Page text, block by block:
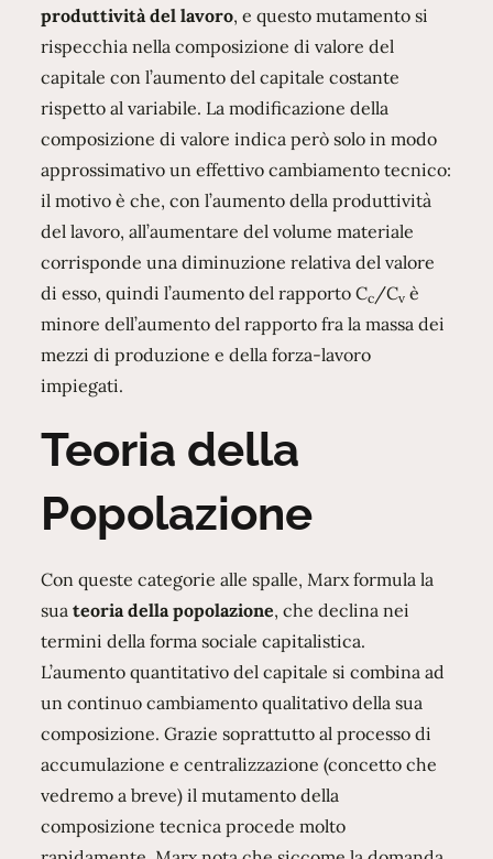
produttività del lavoro, e questo mutamento si
rispecchia nella composizione di valore del
capitale con l’aumento del capitale costante
rispetto al variabile. La modificazione della
composizione di valore indica però solo in modo
approssimativo un effettivo cambiamento tecnico:
il motivo è che, con l’aumento della produttività
del lavoro, all’aumentare del volume materiale
corrisponde una diminuzione relativa del valore
di esso, quindi l’aumento del rapporto Cc /Cv è
minore dell’aumento del rapporto fra la massa dei
mezzi di produzione e della forza-lavoro
impiegati.
Teoria della
Popolazione
Con queste categorie alle spalle, Marx formula la
suateoria della popolazione, che declina nei
termini della forma sociale capitalistica.
L’aumento quantitativo del capitale si combina ad
un continuo cambiamento qualitativo della sua
composizione. Grazie soprattutto al processo di
accumulazione e centralizzazione (concetto che
vedremo a breve) il mutamento della
composizione tecnica procede molto